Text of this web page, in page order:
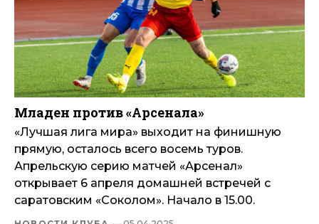
Младен против «Арсенала»
«Лучшая лига мира» выходит на финишную
прямую, осталось всего восемь туров.
Апрельскую серию матчей «Арсенал»
открывает 6 апреля домашней встречей с
саратовским «Соколом». Начало в 15.00.